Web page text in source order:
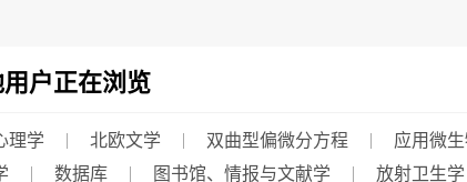
户正在浏览
理学 北欧文学 双曲型偏微分方程 应用微
数据库 图书馆、情报与文献学 放射卫生学